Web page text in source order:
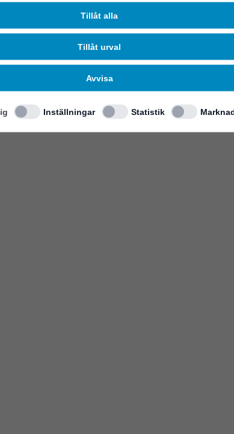
Tillåt alla
Tillåt urval
Avvisa
Inställningar Statistik